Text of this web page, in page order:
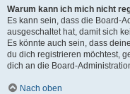
Warum kann ich mich nicht
Es kann sein, dass die Board-
ausgeschaltet hat, damit sich
Es könnte auch sein, dass
du dich registrieren möchtest,
dich an die Board-
Nach oben